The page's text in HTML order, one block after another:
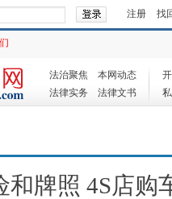
注册 找
法治聚焦
本网动态
法律实务
法律文书
和牌照 4S店购